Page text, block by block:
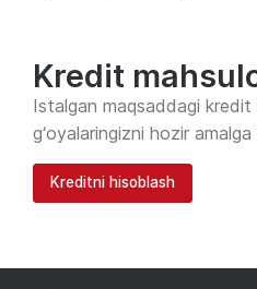
Kredit
Istalgan maqsaddagi kredit
g‘oyalaringizni hozir amalga
Kreditni hisoblash